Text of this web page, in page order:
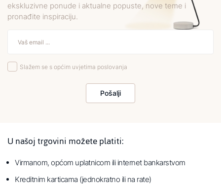
ekskluzivne ponude i aktualne popuste, nove teme i
pronađite inspiraciju.
Slažem se s općim uvjetima poslovanja
Pošalji
U našoj trgovini možete platiti:
Virmanom, općom uplatnicom ili internet bankarstvom
Kreditnim karticama (jednokratno ili na rate)